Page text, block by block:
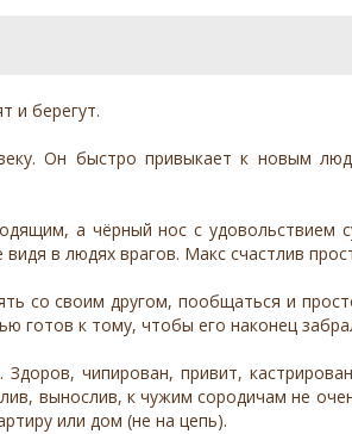
и берегут.
Он быстро привыкает к новым
а чёрный нос с
в людях врагов. Макс счастлив
со своим другом, пообщаться и
готов к тому, чтобы его наконец
чипирован, привит,
вынослив, к чужим сородичам не
или дом (не на цепь).